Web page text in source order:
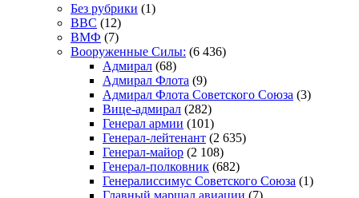
Без рубрики (1)
ВВС (12)
ВМФ (7)
Вооруженные Силы: (6 436)
Адмирал (68)
Адмирал Флота (9)
Адмирал Флота Советского Союза (3)
Вице-адмирал (282)
Генерал армии (101)
Генерал-лейтенант (2 635)
Генерал-майор (2 108)
Генерал-полковник (682)
Генералиссимус Советского Союза (1)
Главный маршал авиации (7)